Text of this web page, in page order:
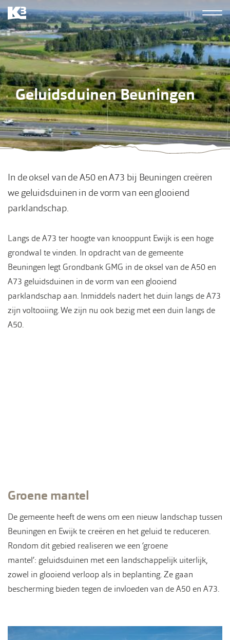
Overslaan
en
naar
de
inhoud
gaan
K3
derde
Geluidsduinen Beuningen
In de oksel van de A50 en A73 bij Beuningen creëren
we geluidsduinen in de vorm van een glooiend
parklandschap.
Langs de A73 ter hoogte van knooppunt Ewijk is een hoge
grondwal te vinden. In opdracht van de gemeente
Beuningen legt Grondbank GMG in de oksel van de A50 en
A73 geluidsduinen in de vorm van een glooiend
parklandschap aan. Inmiddels nadert het duin langs de A73
zijn voltooiing. We zijn nu ook bezig met een duin langs de
A50.
Groene mantel
De gemeente heeft de wens om een nieuw landschap tussen
Beuningen en Ewijk te creëren en het geluid te reduceren.
Rondom dit gebied realiseren we een ‘groene
mantel’: geluidsduinen met een landschappelijk uiterlijk,
zowel in glooiend verloop als in beplanting. Ze gaan
bescherming bieden tegen de invloeden van de A50 en A73.